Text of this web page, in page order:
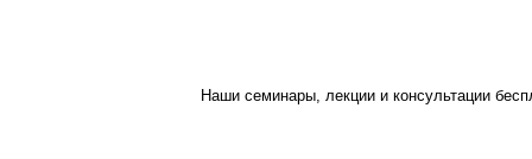
Наши семинары, лекции и консультации